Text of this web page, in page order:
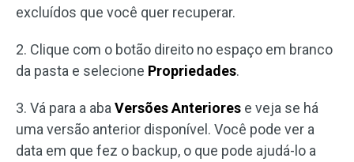
excluídos que você quer recuperar.
2. Clique com o botão direito no espaço em branco
da pasta e selecione Propriedades.
3. Vá para a aba Versões Anteriores e veja se há
uma versão anterior disponível. Você pode ver a
data em que fez o backup, o que pode ajudá-lo a